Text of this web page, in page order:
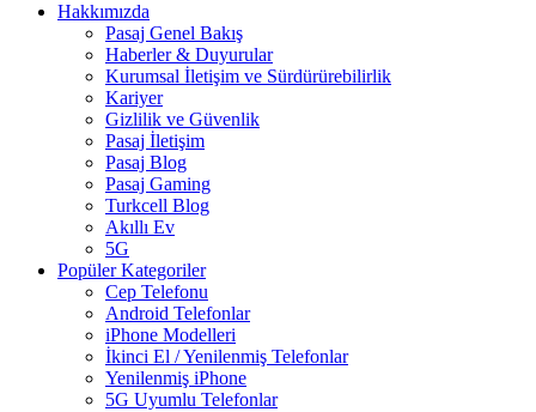
Hakkımızda
Pasaj Genel Bakış
Haberler & Duyurular
Kurumsal İletişim ve Sürdürürebilirlik
Kariyer
Gizlilik ve Güvenlik
Pasaj İletişim
Pasaj Blog
Pasaj Gaming
Turkcell Blog
Akıllı Ev
5G
Popüler Kategoriler
Cep Telefonu
Android Telefonlar
iPhone Modelleri
İkinci El / Yenilenmiş Telefonlar
Yenilenmiş iPhone
5G Uyumlu Telefonlar